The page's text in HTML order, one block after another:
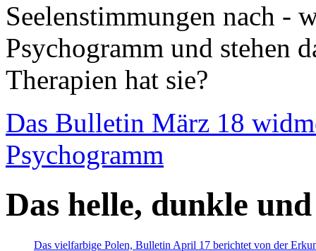
Seelenstimmungen nach -
Psychogramm und stehen
Therapien hat sie?
Das Bulletin März 18
Psychogramm
Das helle, dunkle
Das vielfarbige Polen, Bulletin April 17 berichtet von der